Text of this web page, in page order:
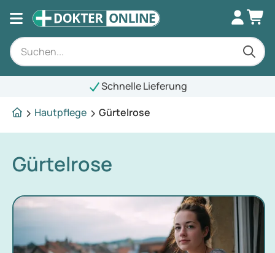
Schnelle Lieferung
Hautpflege
Gürtelrose
Gürtelrose